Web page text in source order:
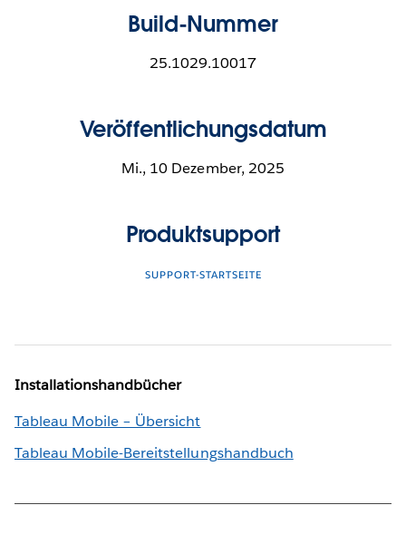
Build-Nummer
25.1029.10017
Veröffentlichungsdatum
Mi., 10 Dezember, 2025
Produktsupport
SUPPORT-STARTSEITE
Installationshandbücher
Tableau Mobile – Übersicht
Tableau Mobile-Bereitstellungshandbuch